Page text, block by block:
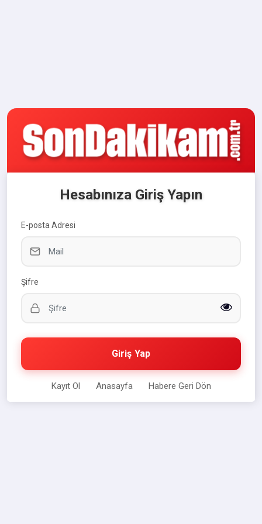
Hesabınıza Giriş Yapın
E-posta Adresi
Şifre
Giriş Yap
Kayıt Ol Anasayfa Habere Geri Dön